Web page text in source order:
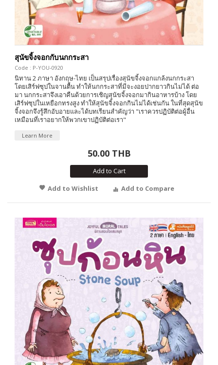
สุนัขจิ้งจอกกับนกกระสา
Code : P-YOU-0920
นิทาน 2 ภาษา อังกฤษ-ไทย เป็นสรุปเรื่องสุนัขจิ้งจอกแกล้งนกกระสา
โดยเสิร์ฟซุปในจานตื้น ทำให้นกกระสาที่มีจะงอยปากยาวกินไม่ได้ ต่อ
มา นกกระสาจึงเอาคืนด้วยการเชิญสุนัขจิ้งจอกมากินอาหารบ้าง โดย
เสิร์ฟซุปในเหยือกทรงสูง ทำให้สุนัขจิ้งจอกกินไม่ได้เช่นกัน ในที่สุดสุนัข
จิ้งจอกจึงรู้สึกอับอายและได้บทเรียนสำคัญว่า "เราควรปฏิบัติต่อผู้อื่น
เหมือนที่เราอยากให้พวกเขาปฏิบัติต่อเรา"
Learn More
50.00 THB
Add to Cart
Add to Wishlist
Add to Compare